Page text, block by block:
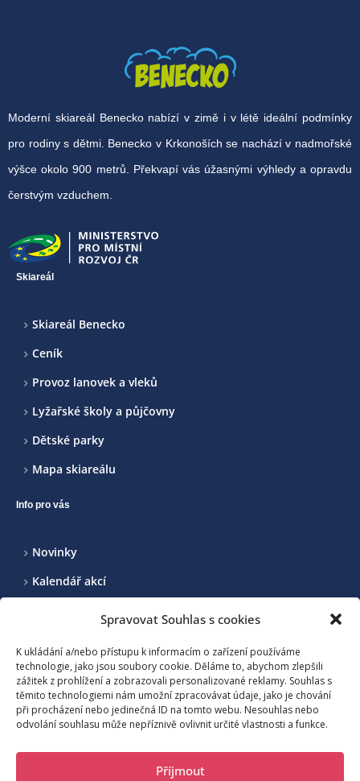
Spravovat Souhlas s cookies
K ukládání a/nebo přístupu k informacím o zařízení používáme
technologie, jako jsou soubory cookie. Děláme to, abychom zlepšili
zážitek z prohlížení a zobrazovali personalizované reklamy. Souhlas s
těmito technologiemi nám umožní zpracovávat údaje, jako je chování
při procházení nebo jedinečná ID na tomto webu. Nesouhlas nebo
odvolání souhlasu může nepříznivě ovlivnit určité vlastnosti a funkce.
Příjmout
Moderní skiareál Benecko nabízí v zimě i v létě ideální podmínky
pro rodiny s dětmi. Benecko v Krkonoších se nachází v nadmořské
výšce okolo 900 metrů. Překvapí vás úžasnými výhledy a opravdu
čerstvým vzduchem.
Skiareál
Skiareál Benecko
Ceník
Provoz lanovek a vleků
Lyžařské školy a půjčovny
Dětské parky
Mapa skiareálu
Info pro vás
Novinky
Kalendář akcí
Kontakt
Sdružení pro rozvoj cestovního ruchu na Benecku a okolí, z.s.
Benecko 190, 512 37 Benecko